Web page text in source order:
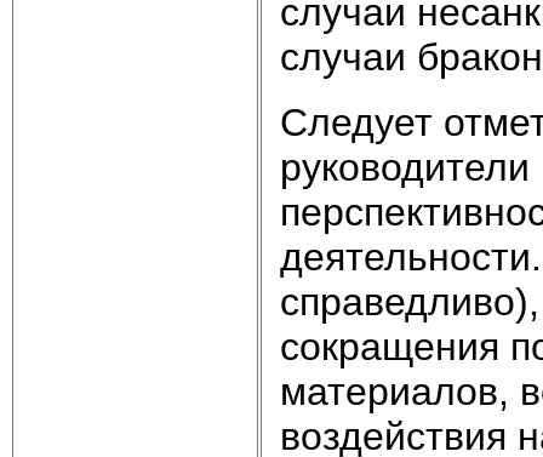
случаи
случаи
Следует
сокращения
материалов,
воздействия